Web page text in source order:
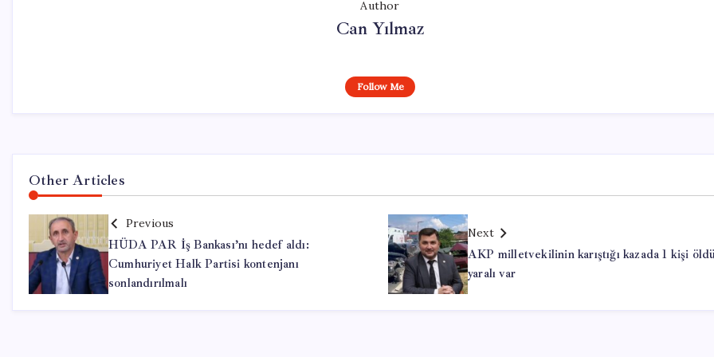
Author
Can Yılmaz
Follow Me
Other Articles
Previous
HÜDA PAR İş Bankası’nı hedef aldı:
Cumhuriyet Halk Partisi kontenjanı
sonlandırılmalı
Next
AKP milletvekilinin karıştığı kazada 1 kişi
yaralı var